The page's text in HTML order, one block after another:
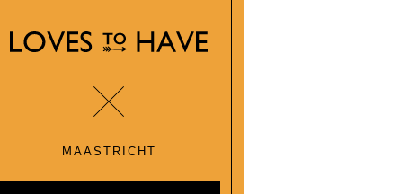
MAASTRICHT